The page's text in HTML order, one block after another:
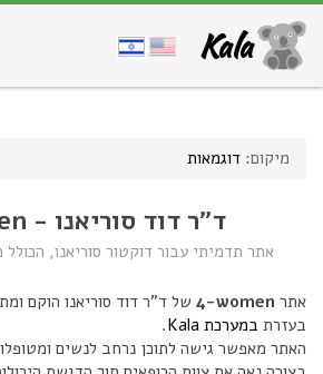
Kala
מיקום: דוגמאות
ד"ר דוד סוריאנו - 4Women
אתר תדמיתי עבור דוקטור סוריאנו, הכולל
אתר 4-women של ד"ר דוד סוריאנו הוקם
בעזרת במערכת Kala
.
האתר מאפשר גישה לתוכן נרחב לנשים